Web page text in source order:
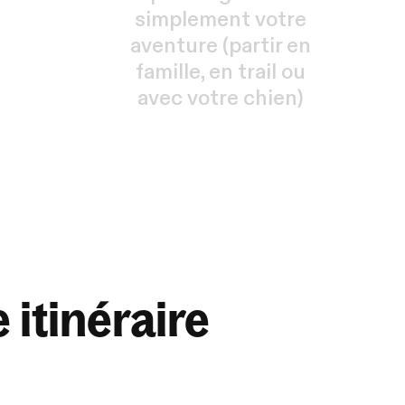
simplement votre
aventure (partir en
famille, en trail ou
avec votre chien)
itinéraire